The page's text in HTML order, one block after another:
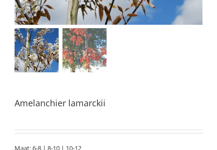
Amelanchier lamarckii
Maat: 6-8 | 8-10 | 10-12